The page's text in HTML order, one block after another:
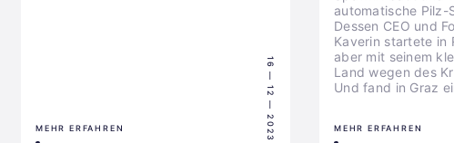
MEHR ERFAHREN 16 — 12 — 2023
automatische Pilz-
Dessen CEO und
Kaverin startete in
aber mit seinem
Land wegen des
Und fand in Graz
MEHR ERFAHREN